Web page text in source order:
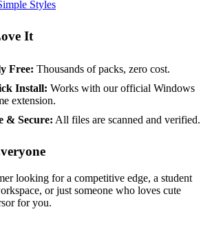
Styles
It
Free: Thousands of packs, zero cost.
Install: Works with our official Windows
extension.
& Secure: All files are scanned and verified.
looking for a competitive edge, a student
or just someone who loves cute
for you.